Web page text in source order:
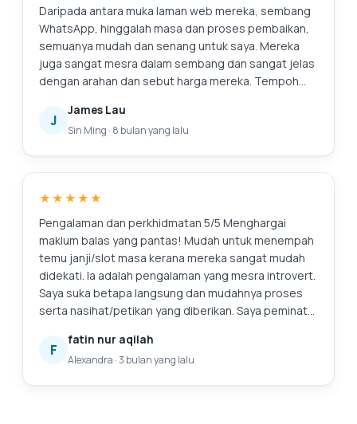
Daripada antara muka laman web mereka, sembang
WhatsApp, hinggalah masa dan proses pembaikan,
semuanya mudah dan senang untuk saya. Mereka
juga sangat mesra dalam sembang dan sangat jelas
dengan arahan dan sebut harga mereka. Tempoh
kembali ke sini lagi jika saya perlu membaiki apa-apa
lagi. Dan sudah tentu, komputer riba terasa seperti
J
James Lau
Sin Ming · 8 bulan yang lalu
★★★★★
Pengalaman dan perkhidmatan 5/5 Menghargai
maklum balas yang pantas! Mudah untuk menempah
temu janji/slot masa kerana mereka sangat mudah
didekati. Ia adalah pengalaman yang mesra introvert.
Saya suka betapa langsung dan mudahnya proses
serta nasihat/petikan yang diberikan. Saya peminat
perkhidmatan untuk menggantikan bateri komputer
riba saya, dan saya sangat gembira kerana telah
F
fatin nur aqilah
Alexandra ·3 bulan yang lalu